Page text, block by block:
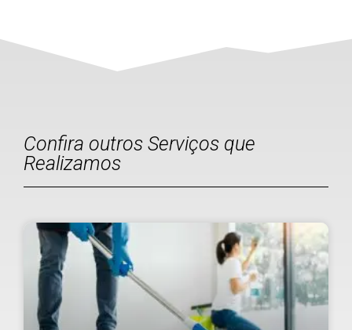
Confira outros Serviços que
Realizamos